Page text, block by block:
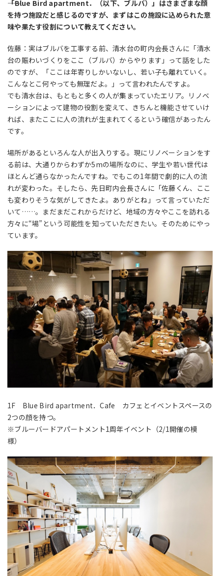
――「Blue Bird apartment．（以下、ブルバ）」はさまざまな顔
を持つ施設だと感じるのですが、まずはこの施設に込められた意
味や果たす役割について教えてください。
佐藤：実はブルバを工事する前、清水台の町内会長さんに「清水
台の賑わいづくりをここ（ブルバ）からやります」って話をした
のですが、「ここは年寄りしかいないし、若い子も離れていく。
こんなとこ何やっても無理だよ。」って言われたんですよ。
でも清水台は、もともと多くの人が集まっていたエリア。リノベ
ーションによって建物の役割を変えて、きちんと機能させていけ
れば、またここに人の流れが生まれてくるという確信があったん
です。
場所があるといろんな人が出入りする。現にリノベーションをす
る前は、大通りからわずか5mの場所なのに、学生や若い世代は
ほとんど通らなかったんですね。でもこの1年間で劇的に人の流
れが変わった。そしたら、先日町内会長さんに「佐藤くん、ここ
も変わりそうな気がしてきたよ。ありがとね」って言っていただ
いて……。まだまだこれからだけど、地域の方々やここを訪れる
方々に“場”という可能性を知っていただきたい。そのためにやっ
ています。
1F Blue Bird apartment．Cafe カフェとイベントスペースの
2つの顔を持つ。
※ブルーバードアパートメント1周年イベント（2/1開催の模
様）